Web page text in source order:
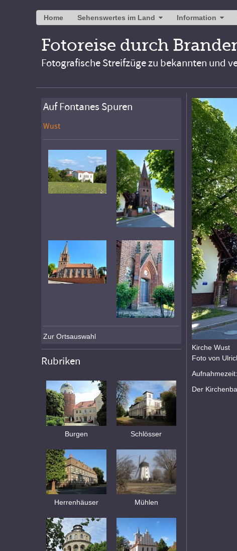
Home Sehenswertes im Land Information
Fotoreise durch
Fotografische Streifzüge zu bekannten und
Kirche Wust
Foto von
Der
Auf Fontanes Spuren
Wust
Zur Ortsauswahl
Rubriken
Burgen Schlösser
Herrenhäuser Mühlen